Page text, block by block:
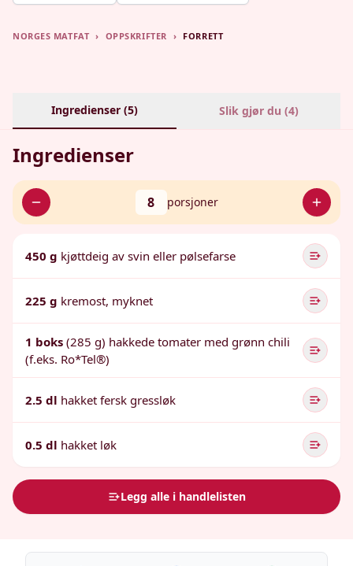
NORGES MATFAT › OPPSKRIFTER › FORRETT
Ingredienser (5) Slik gjør du (4)
Ingredienser
8 porsjoner
450 g kjøttdeig av svin eller pølsefarse
225 g kremost, myknet
1 boks (285 g) hakkede tomater med grønn chili
(f.eks. Ro*Tel®)
2.5 dl hakket fersk gressløk
0.5 dl hakket løk
Legg alle i handlelisten